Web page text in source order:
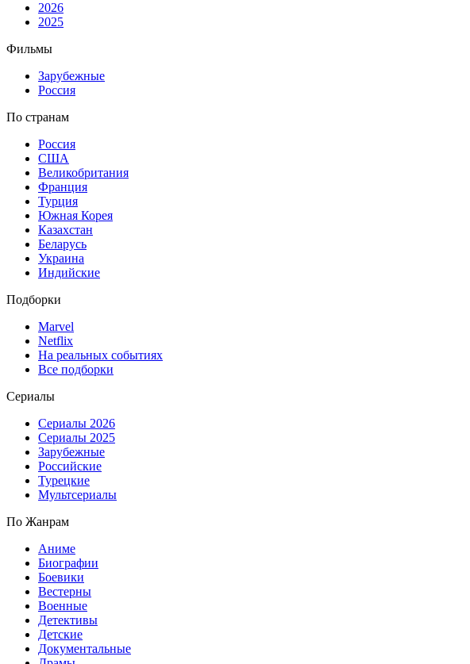
2026
2025
Фильмы
Зарубежные
Россия
По странам
Россия
США
Великобритания
Франция
Турция
Южная Корея
Казахстан
Беларусь
Украина
Индийские
Подборки
Marvel
Netflix
На реальных событиях
Все подборки
Сериалы
Сериалы 2026
Сериалы 2025
Зарубежные
Российские
Турецкие
Мультсериалы
По Жанрам
Аниме
Биографии
Боевики
Вестерны
Военные
Детективы
Детские
Документальные